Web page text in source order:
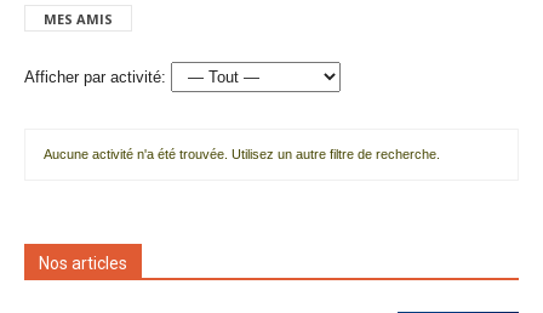
MES AMIS
Afficher par activité:
Aucune activité n'a été trouvée. Utilisez un autre filtre de recherche.
Nos articles